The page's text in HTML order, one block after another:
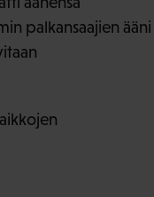
palkansaajien ääni